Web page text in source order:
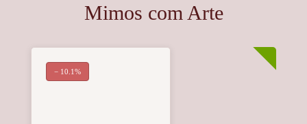
Mimos com Arte
− 10.1%